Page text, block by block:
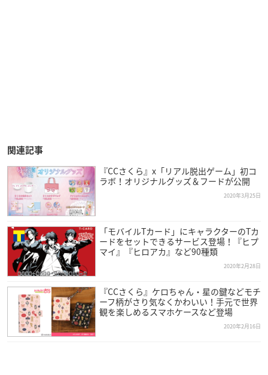
関連記事
『CCさくら』x「リアル脱出ゲーム」初コ
ラボ！オリジナルグッズ＆フードが公開
2020年3月25日
「モバイルTカード」にキャラクターのTカ
ードをセットできるサービス登場！『ヒプ
マイ』『ヒロアカ』など90種類
2020年2月28日
『CCさくら』ケロちゃん・星の鍵などモチ
ーフ柄がさり気なくかわいい！手元で世界
観を楽しめるスマホケースなど登場
2020年2月16日